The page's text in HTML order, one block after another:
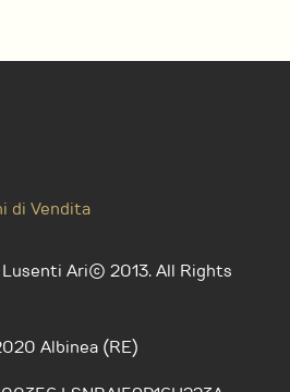
di Vendita
Ari© 2013. All Rights
Albinea (RE)